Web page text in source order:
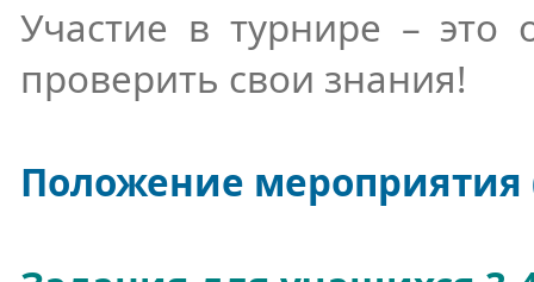
Участие в турнире – это
проверить свои знания!
Положение мероприятия